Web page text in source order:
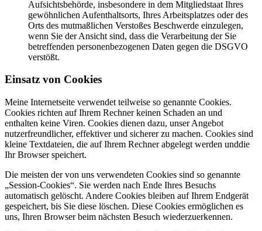
Aufsichtsbehörde, insbesondere in dem Mitgliedstaat Ihres
gewöhnlichen Aufenthaltsorts, Ihres Arbeitsplatzes oder des
Orts des mutmaßlichen Verstoßes Beschwerde einzulegen,
wenn Sie der Ansicht sind, dass die Verarbeitung der Sie
betreffenden personenbezogenen Daten gegen die DSGVO
verstößt.
Einsatz von Cookies
Meine Internetseite verwendet teilweise so genannte Cookies.
Cookies richten auf Ihrem Rechner keinen Schaden an und
enthalten keine Viren. Cookies dienen dazu, unser Angebot
nutzerfreundlicher, effektiver und sicherer zu machen. Cookies sind
kleine Textdateien, die auf Ihrem Rechner abgelegt werden unddie
Ihr Browser speichert.
Die meisten der von uns verwendeten Cookies sind so genannte
„Session-Cookies“. Sie werden nach Ende Ihres Besuchs
automatisch gelöscht. Andere Cookies bleiben auf Ihrem Endgerät
gespeichert, bis Sie diese löschen. Diese Cookies ermöglichen es
uns, Ihren Browser beim nächsten Besuch wiederzuerkennen.